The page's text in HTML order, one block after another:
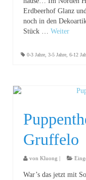
Erdbeerhof Glanz
noch in den
Stück … Weiter
0-3 Jahre, 3-5 Jahre, 6-12
Gruffelo
von Kluong
War’s das jetzt mit